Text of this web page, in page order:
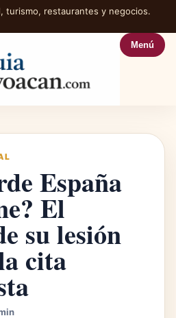
turismo, restaurantes y negocios.
Menú
España
El
su lesión
cita